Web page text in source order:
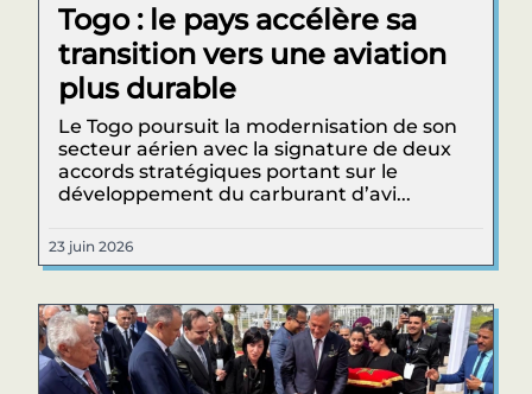
Togo : le pays accélère sa
transition vers une aviation
plus durable
Le Togo poursuit la modernisation de son
secteur aérien avec la signature de deux
accords stratégiques portant sur le
développement du carburant d’avi...
23 juin 2026